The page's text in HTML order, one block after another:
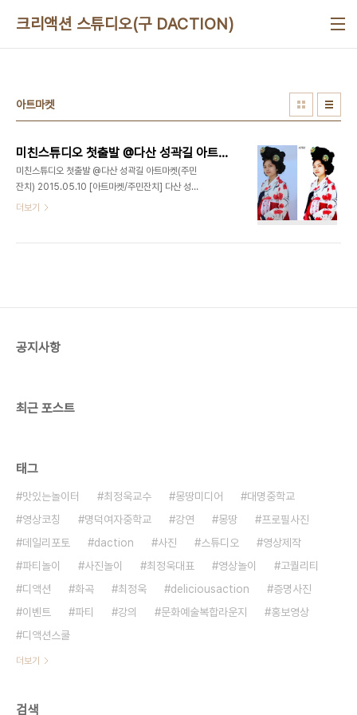
크리액션 스튜디오(구 DACTION)
아트마켓
미친스튜디오 첫출발 @다산 성곽길 아트마켓(주민잔치) 2015.05.10
미친스튜디오 첫출발 @다산 성곽길 아트마켓(주민
잔치) 2015.05.10 [아트마켓/주민잔치] 다산 성곽
길 아트마켓에 참여하여 WDF(World DJ
(디액션) 사진/영상 스튜디오ㅣ강연/세미나ㅣ파티/
더보기
공지사항
최근 포스트
태그
맛있는놀이터 최정욱교수 몽땅미디어
대명중학교
영상코칭
명덕여자중학교 강연 몽땅
프로필사진
데일리포토
daction 사진 스튜디오
영상제작
파티놀이
사진놀이 최정욱대표 영상놀이
고퀄리티
디액션
화곡 최정욱 deliciousaction
증명사진
이벤트
파티 강의 문화예술복합라운지
홍보영상
디액션스쿨
더보기
검색